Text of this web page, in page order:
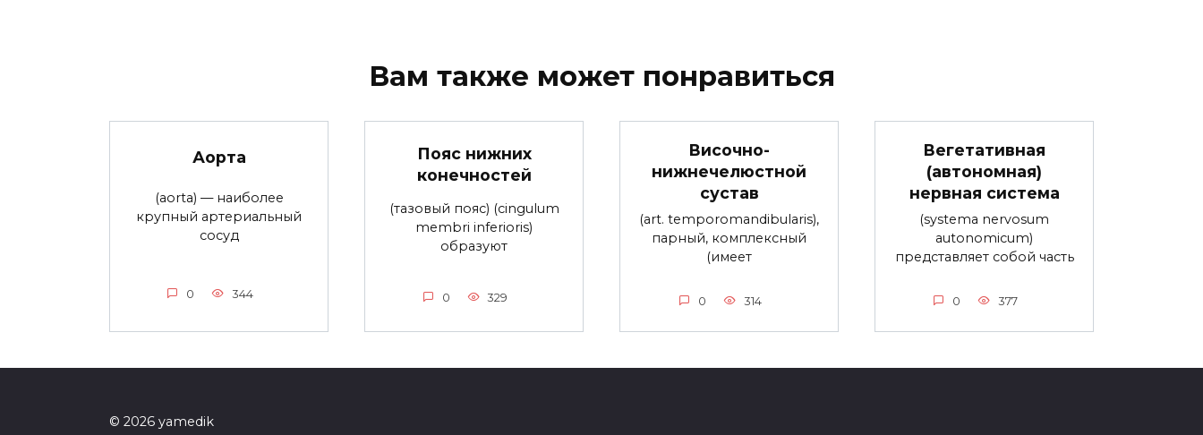
Вам также может понравиться
Аорта
(aorta) — наиболее
крупный артериальный
сосуд
0 344
Пояс нижних
конечностей
(тазовый пояс) (cingulum
membri inferioris)
образуют
0 329
Височно-
нижнечелюстной
сустав
(art. temporomandibularis),
парный, комплексный
(имеет
0 314
Вегетативная
(автономная)
нервная система
(systema nervosum
autonomicum)
представляет собой часть
0 377
© 2026 yamedik